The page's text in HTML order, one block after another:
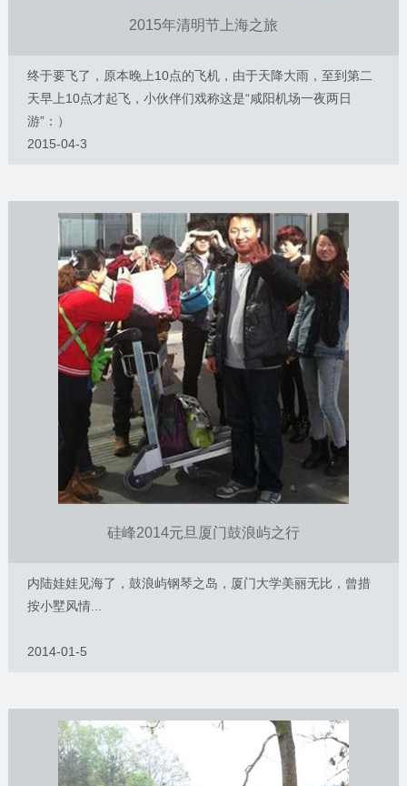
2015年清明节上海之旅
终于要飞了，原本晚上10点的飞机，由于天降大雨，至到第二
天早上10点才起飞，小伙伴们戏称这是“咸阳机场一夜两日
游”：）
2015-04-3
硅峰2014元旦厦门鼓浪屿之行
内陆娃娃见海了，鼓浪屿钢琴之岛，厦门大学美丽无比，曾措
按小墅风情...
2014-01-5